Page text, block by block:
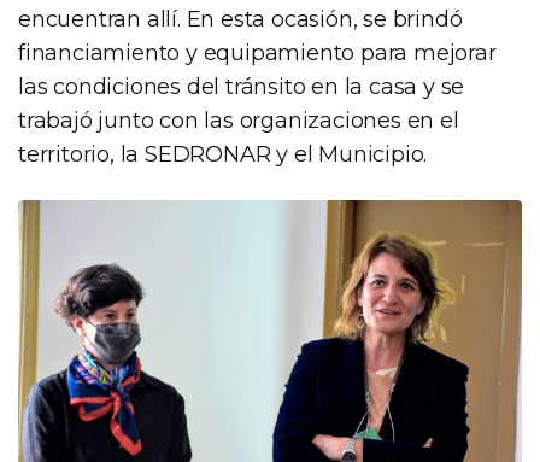
encuentran allí. En esta ocasión, se brindó
financiamiento y equipamiento para mejorar
las condiciones del tránsito en la casa y se
trabajó junto con las organizaciones en el
territorio, la SEDRONAR y el Municipio.